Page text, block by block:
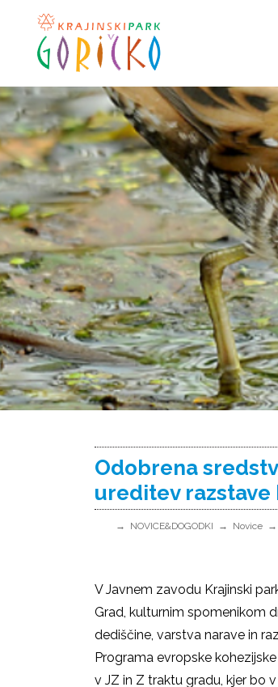
Odobrena
ureditev razstave
NOVICE&DOGODKI Novice
V Javnem zavodu Krajinski
Grad, kulturnim spomenikom
dediščine, varstva narave in
Programa evropske
v JZ in Z traktu gradu, kjer bo